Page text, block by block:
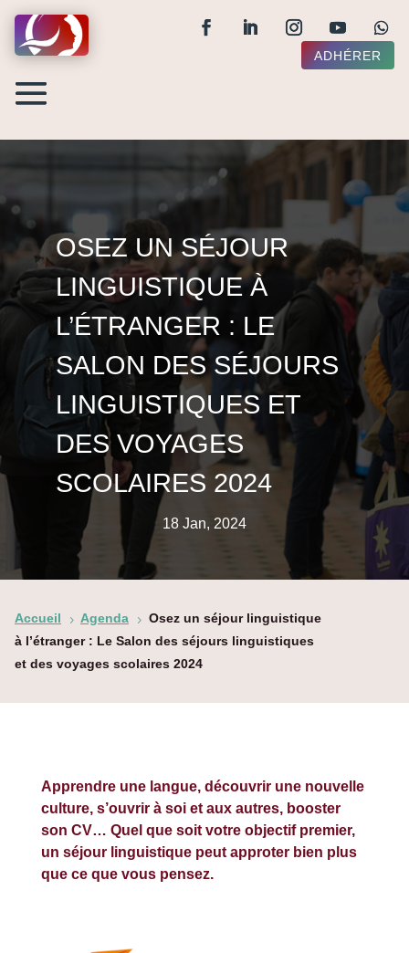
ADHÉRER
OSEZ UN SÉJOUR
LINGUISTIQUE À
L’ÉTRANGER : LE
SALON DES SÉJOURS
LINGUISTIQUES ET
DES VOYAGES
SCOLAIRES 2024
18 Jan, 2024
Accueil 5 Agenda 5 Osez un séjour linguistique
à l’étranger : Le Salon des séjours linguistiques
et des voyages scolaires 2024
Apprendre une langue, découvrir une nouvelle
culture, s’ouvrir à soi et aux autres, booster
son CV… Quel que soit votre objectif premier,
un séjour linguistique peut approter bien plus
que ce que vous pensez.